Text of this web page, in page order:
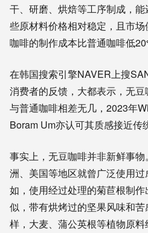
干、研磨、烘焙等工序制成，
些原材料价格相对稳定，且市
咖啡的制作成本比普通咖啡低
在韩国搜索引擎NAVER上搜
消费者的反馈，大都表示，无
与普通咖啡相差无几，2023年
Boram Um亦认可其质感接近传
事实上，无豆咖啡并非新鲜事
洲、美国等地区就曾广泛使用
如，使用经过处理的菊苣根制
似，带有烘烤过的坚果风味和
样，大麦、蒲公英根等植物原